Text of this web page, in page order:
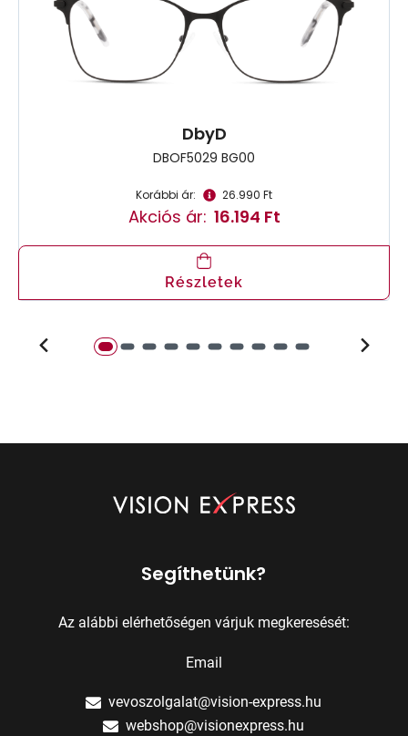
DbyD
DBOF5029 BG00
Korábbi ár: 26.990 Ft
Akciós ár: 16.194 Ft
Részletek
Segíthetünk?
Az alábbi elérhetőségen várjuk megkeresését:
Email
vevoszolgalat@vision-express.hu
webshop@visionexpress.hu